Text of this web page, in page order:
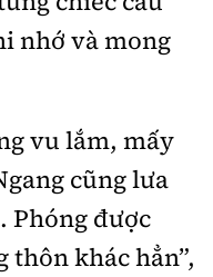
nhớ và mong
vu lắm, mấy
cũng lưa
Phóng được
thôn khác hẳn”,